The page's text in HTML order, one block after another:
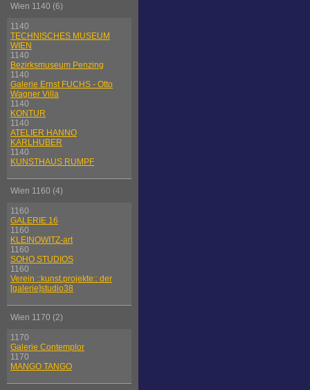
Wien 1140 (6)
1140
TECHNISCHES MUSEUM
WIEN
1140
Bezirksmuseum Penzing
1140
Galerie Ernst FUCHS - Otto
Wagner Villa
1140
KONTUR
1140
ATELIER HANNO
KARLHUBER
1140
KUNSTHAUS RUMPF
Wien 1160 (4)
1160
GALERIE 16
1160
KLEINOWITZ-art
1160
SOHO STUDIOS
1160
Verein ::kunst.projekte:: der
[galerie]studio38
Wien 1170 (2)
1170
Galerie Contemplor
1170
MANGO TANGO